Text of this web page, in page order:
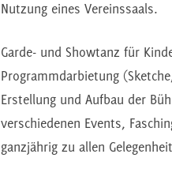
Nutzung eines Vereinssaals.
Garde- und Showtanz für
Programmdarbietung
Erstellung und Aufbau der
verschiedenen Events,
ganzjährig zu allen